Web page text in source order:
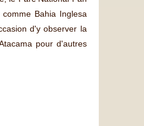
Bahia Inglesa
d'y observer la
pour d'autres